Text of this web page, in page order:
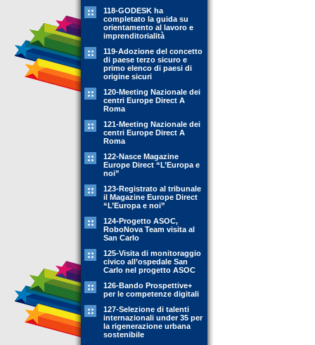
118-GODESK ha
completato la guida su
orientamento al lavoro e
imprenditorialità
119-Adozione del concetto
di paese terzo sicuro e
primo elenco di paesi di
origine sicuri
120-Meeting Nazionale dei
centri Europe Direct A
Roma
121-Meeting Nazionale dei
centri Europe Direct A
Roma
122-Nasce Magazine
Europe Direct “L’Europa e
noi”
123-Registrato al tribunale
il Magazine Europe Direct
“L’Europa e noi”
124-Progetto ASOC,
RoboNova Team visita al
San Carlo
125-Visita di monitoraggio
civico all’ospedale San
Carlo nel progetto ASOC
126-Bando Prospettive+
per le competenze digitali
127-Selezione di talenti
internazionali under 35 per
la rigenerazione urbana
sostenibile